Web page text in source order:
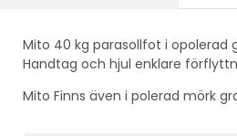
Mito 40 kg parasollfot i opolerad
Handtag och hjul enklare
Mito Finns även i polerad mörk